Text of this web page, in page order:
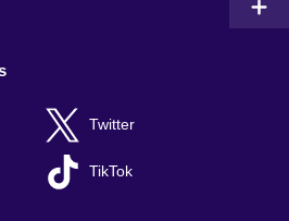
Twitter
TikTok